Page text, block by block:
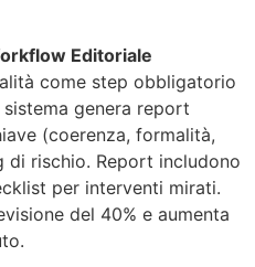
Editoriale
come step obbligatorio
genera report
(coerenza, formalità,
di rischio. Report includono
per interventi mirati.
del 40% e aumenta